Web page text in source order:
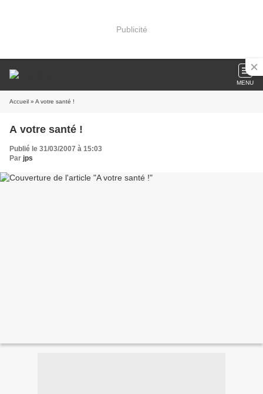
Publicité
MENU
Accueil » A votre santé !
A votre santé !
Publié le 31/03/2007 à 15:03
Par jps